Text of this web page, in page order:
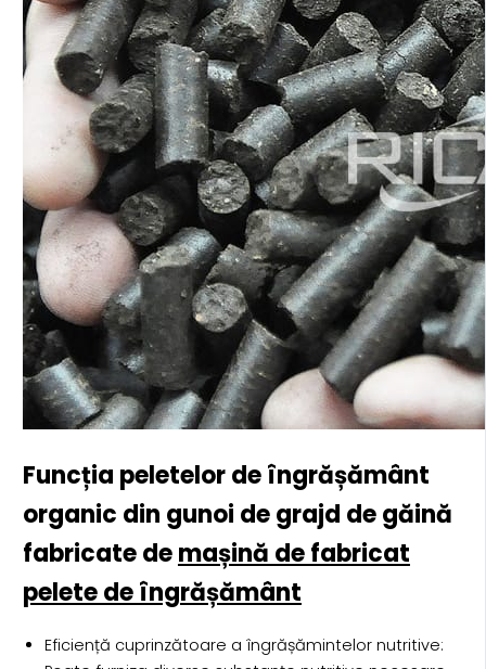
Funcția peletelor de îngrășământ
organic din gunoi de grajd de găină
fabricate demașină de fabricat
pelete de îngrășământ
Eficiență cuprinzătoare a îngrășămintelor nutritive: